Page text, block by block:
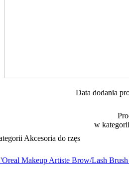
Data dodania
w
Akcesoria do rzęs
Makeup Artiste Brow/Lash